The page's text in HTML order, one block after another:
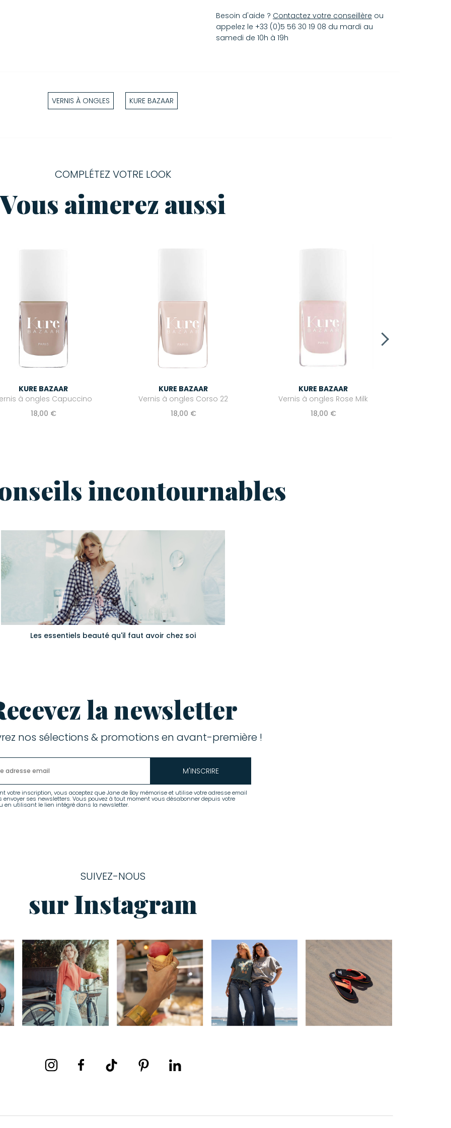
Besoin d'aide ? Contactez votre conseillère ou
appelez le +33 (0)5 56 30 19 08 du mardi au
samedi de 10h à 19h
VERNIS À ONGLES KURE BAZAAR
COMPLÉTEZ VOTRE LOOK
Vous aimerez aussi
KURE BAZAAR
à ongles Capuccino
18,00 €
KURE BAZAAR
Vernis à ongles Corso 22
18,00 €
KURE BAZAAR
Vernis à ongles Rose Milk
18,00 €
incontournables
Les essentiels beauté qu'il faut avoir chez soi
la newsletter
nos sélections & promotions en avant-première !
M'INSCRIRE
votre inscription, vous acceptez que Jane de Boy mémorise et utilise votre adresse email
envoyer ses newsletters. Vous pouvez à tout moment vous désabonner depuis votre
en utilisant le lien intégré dans la newsletter.
SUIVEZ-NOUS
sur Instagram